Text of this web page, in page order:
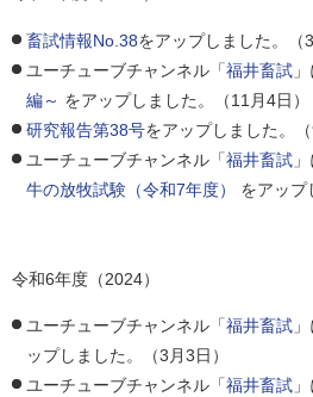
畜試情報No.38をアップしました。（3
ユーチューブチャンネル「福井畜試
編～ をアップしました。（11月4日）
研究報告第38号をアップしました。（
ユーチューブチャンネル「福井畜試
牛の放牧試験（令和7年度）
をアップ
令和6年度（2024）
ユーチューブチャンネル「福井畜試
ップしました。（3月3日）
ユーチューブチャンネル「福井畜試